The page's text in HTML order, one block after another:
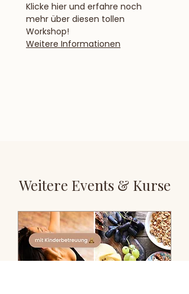
Klicke hier und erfahre noch
mehr über diesen tollen
Workshop!
Weitere Informationen
Weitere Events & Kurse